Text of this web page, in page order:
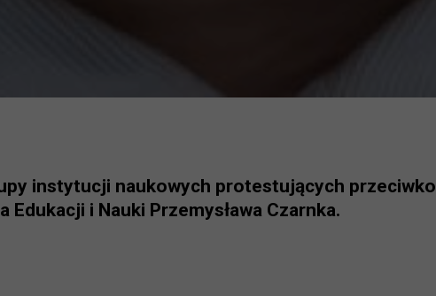
instytucji naukowych protestujących przeciwko
i Nauki Przemysława Czarnka.